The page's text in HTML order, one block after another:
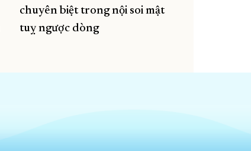
chuyên biệt trong nội soi mật
tuỵ ngược dòng